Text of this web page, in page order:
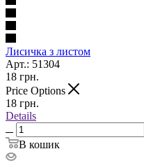
Лисичка з листом
Арт.: 51304
18 грн.
Price Options
18 грн.
Details
В кошик